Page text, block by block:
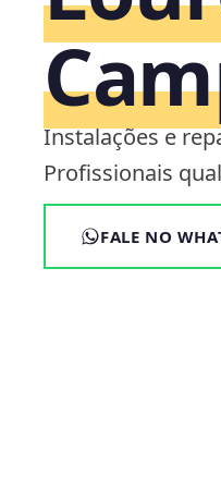
Instalações e
Profissionais
FALE NO